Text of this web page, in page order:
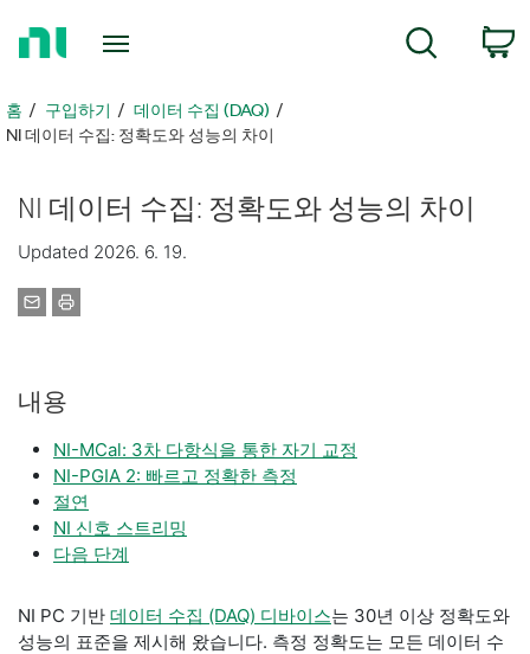
지
로
홈 구입하기
데이터 수집 (DAQ)
NI 데이터 수집: 정확도와 성능의 차이
NI 데이터 수집: 정확도와 성능의 차이
Updated 2026. 6. 19.
내용
NI-MCal: 3차 다항식을 통한 자기 교정
NI-PGIA 2: 빠르고 정확한 측정
절연
NI 신호 스트리밍
다음 단계
NI PC 기반 데이터 수집 (DAQ) 디바이스는 30년 이상 정확도와
성능의 표준을 제시해 왔습니다. 측정 정확도는 모든 데이터 수